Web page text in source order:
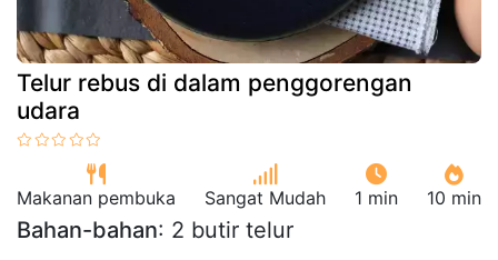
Telur rebus di dalam penggorengan
udara
Makanan pembuka Sangat Mudah 1 min 10 min
Bahan-bahan: 2 butir telur